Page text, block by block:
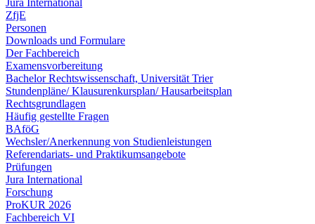
Jura International
ZfjE
Personen
Downloads und Formulare
Der Fachbereich
Examensvorbereitung
Bachelor Rechtswissenschaft, Universität Trier
Stundenpläne/ Klausurenkursplan/ Hausarbeitsplan
Rechtsgrundlagen
Häufig gestellte Fragen
BAföG
Wechsler/Anerkennung von Studienleistungen
Referendariats- und Praktikumsangebote
Prüfungen
Jura International
Forschung
ProKUR 2026
Fachbereich VI